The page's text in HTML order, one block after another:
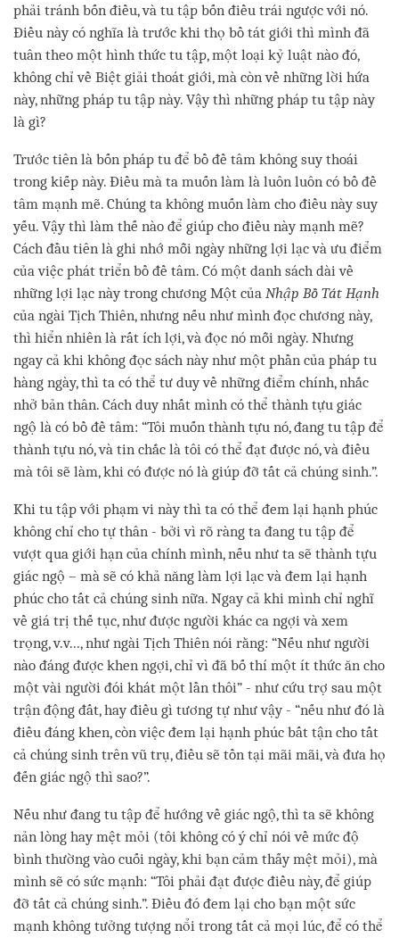
phải tránh bốn điều, và tu tập bốn điều trái ngược với nó.
Điều này có nghĩa là trước khi thọ bồ tát giới thì mình đã
tuân theo một hình thức tu tập, một loại kỷ luật nào đó,
không chỉ về Biệt giải thoát giới, mà còn về những lời hứa
này, những pháp tu tập này. Vậy thì những pháp tu tập này
là gì?
Trước tiên là bốn pháp tu để bồ đề tâm không suy thoái
trong kiếp này. Điều mà ta muốn làm là luôn luôn có bồ đề
tâm mạnh mẽ. Chúng ta không muốn làm cho điều này suy
yếu. Vậy thì làm thế nào để giúp cho điều này mạnh mẽ?
Cách đầu tiên là ghi nhớ mỗi ngày những lợi lạc và ưu điểm
của việc phát triển bồ đề tâm. Có một danh sách dài về
những lợi lạc này trong chương Một của Nhập Bồ Tát Hạnh
của ngài Tịch Thiên, nhưng nếu như mình đọc chương này,
thì hiển nhiên là rất ích lợi, và đọc nó mỗi ngày. Nhưng
ngay cả khi không đọc sách này như một phần của pháp tu
hàng ngày, thì ta có thể tư duy về những điểm chính, nhắc
nhở bản thân. Cách duy nhất mình có thể thành tựu giác
ngộ là có bồ đề tâm: “Tôi muốn thành tựu nó, đang tu tập để
thành tựu nó, và tin chắc là tôi có thể đạt được nó, và điều
mà tôi sẽ làm, khi có được nó là giúp đỡ tất cả chúng sinh.”.
Khi tu tập với phạm vi này thì ta có thể đem lại hạnh phúc
không chỉ cho tự thân - bởi vì rõ ràng ta đang tu tập để
vượt qua giới hạn của chính mình, nếu như ta sẽ thành tựu
giác ngộ – mà sẽ có khả năng làm lợi lạc và đem lại hạnh
phúc cho tất cả chúng sinh nữa. Ngay cả khi mình chỉ nghĩ
về giá trị thế tục, như được người khác ca ngợi và xem
trọng, v.v..., như ngài Tịch Thiên nói rằng: “Nếu như người
nào đáng được khen ngợi, chỉ vì đã bố thí một ít thức ăn cho
một vài người đói khát một lần thôi” - như cứu trợ sau một
trận động đất, hay điều gì tương tự như vậy - “nếu như đó là
điều đáng khen, còn việc đem lại hạnh phúc bất tận cho tất
cả chúng sinh trên vũ trụ, điều sẽ tồn tại mãi mãi, và đưa họ
đến giác ngộ thì sao?”.
Nếu như đang tu tập để hướng về giác ngộ, thì ta sẽ không
nản lòng hay mệt mỏi (tôi không có ý chỉ nói về mức độ
bình thường vào cuối ngày, khi bạn cảm thấy mệt mỏi), mà
mình sẽ có sức mạnh: “Tôi phải đạt được điều này, để giúp
đỡ tất cả chúng sinh.”. Điều đó đem lại cho bạn một sức
mạnh không tưởng tượng nổi trong tất cả mọi lúc, để có thể